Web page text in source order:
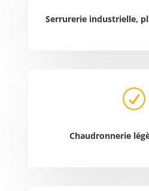
Serrurerie industrielle,
R
Chaudronnerie